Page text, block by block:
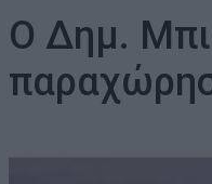
Ο Δημ.